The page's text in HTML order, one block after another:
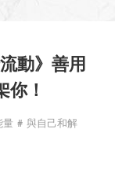
動》善用
你！
量 # 與自己和解